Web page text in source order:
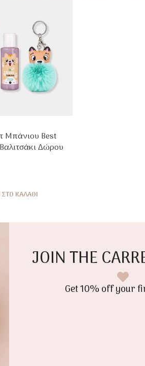
Μπάνιου Best
Δώρου
ΚΑΛΆΘΙ
JOIN THE
Get 10% off your